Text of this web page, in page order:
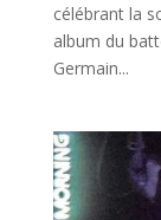
célébrant la
album du
Germain...